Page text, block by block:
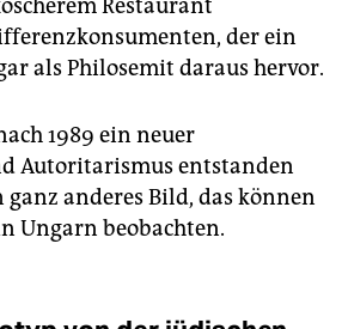
Restaurant
der ein
als Philosemit daraus hervor.
1989 ein neuer
Autoritarismus entstanden
ganz anderes Bild, das können
Ungarn beobachten.